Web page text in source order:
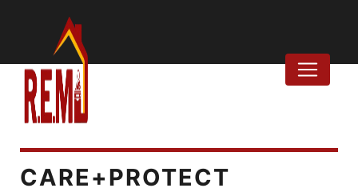
CARE+PROTECT